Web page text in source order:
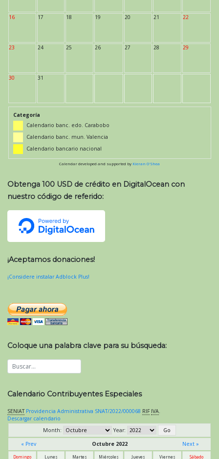
16 17 18 19 20 21 22
23 24 25 26 27 28 29
30 31
Categoría
Calendario banc. edo. Carabobo
Calendario banc. mun. Valencia
Calendario bancario nacional
Calendar developed and supported by Kieran O'Shea
Obtenga 100 USD de crédito en DigitalOcean con
nuestro código de referido:
¡Aceptamos donaciones!
¡Considere instalar Adblock Plus!
Coloque una palabra clave para su búsqueda:
Calendario Contribuyentes Especiales
SENIAT Providencia Administrativa SNAT/2022/000068 RIF IVA
Descargar calendario
Month:
Year:
« Prev
Octubre 2022 Next »
Domingo Lunes Martes Miércoles Jueves Viernes Sábado